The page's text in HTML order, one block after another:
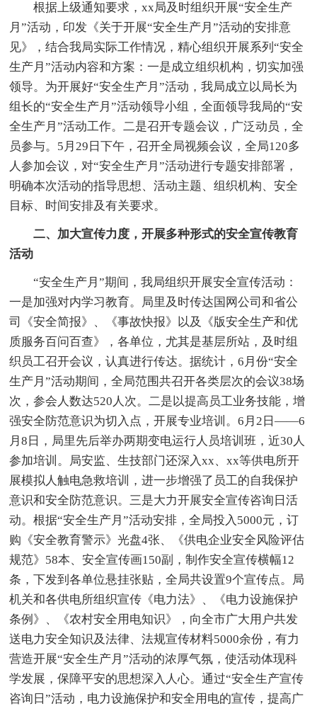
根据上级通知要求，xx局及时组织开展“安全生产
月”活动，印发《关于开展“安全生产月”活动的安排意
见》，结合我局实际工作情况，精心组织开展系列“安全
生产月”活动内容和方案：一是成立组织机构，切实加强
领导。为开展好“安全生产月”活动，我局成立以局长为
组长的“安全生产月”活动领导小组，全面领导我局的“安
全生产月”活动工作。二是召开专题会议，广泛动员，全
员参与。5月29日下午，召开全局视频会议，全局120多
人参加会议，对“安全生产月”活动进行专题安排部署，
明确本次活动的指导思想、活动主题、组织机构、安全
目标、时间安排及有关要求。
二、加大宣传力度，开展多种形式的安全宣传教育
活动
“安全生产月”期间，我局组织开展安全宣传活动：
一是加强对内学习教育。局里及时传达国网公司和省公
司《安全简报》、《事故快报》以及《版安全生产和优
质服务百问百查》，各单位，尤其是基层所站，及时组
织员工召开会议，认真进行传达。据统计，6月份“安全
生产月”活动期间，全局范围共召开各类层次的会议38场
次，参会人数达520人次。二是以提高员工业务技能，增
强安全防范意识为切入点，开展专业培训。6月2日——6
月8日，局里先后举办两期变电运行人员培训班，近30人
参加培训。局安监、生技部门还深入xx、xx等供电所开
展模拟人触电急救培训，进一步增强了员工的自我保护
意识和安全防范意识。三是大力开展安全宣传咨询日活
动。根据“安全生产月”活动安排，全局投入5000元，订
购《安全教育警示》光盘4张、《供电企业安全风险评估
规范》58本、安全宣传画150副，制作安全宣传横幅12
条，下发到各单位悬挂张贴，全局共设置9个宣传点。局
机关和各供电所组织宣传《电力法》、《电力设施保护
条例》、《农村安全用电知识》，向全市广大用户共发
送电力安全知识及法律、法规宣传材料5000余份，有力
营造开展“安全生产月”活动的浓厚气氛，使活动体现科
学发展，保障平安的思想深入人心。通过“安全生产宣传
咨询日”活动，电力设施保护和安全用电的宣传，提高广